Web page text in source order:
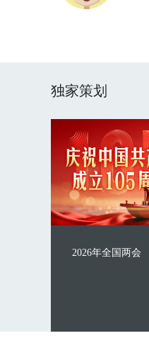
独家策划
2026年全国两会